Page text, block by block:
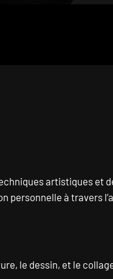
artistiques et
personnelle à travers
le dessin, et le